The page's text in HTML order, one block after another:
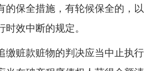
保全措施，有轮候保全的，
效中断的规定。
赃款赃物的判决应当中止执行